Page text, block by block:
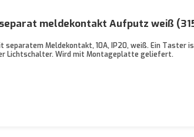
meldekontakt Aufputz weiß
Meldekontakt, 10A, IP20, weiß. Ein Taster
Lichtschalter. Wird mit Montageplatte geliefert.